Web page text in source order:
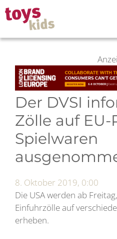
Zum
Inhalt
springen
Der DVSI
Zölle auf
Spielwaren
8. Oktober 2019, 0:00
Die USA werden ab
Einfuhrzölle auf
erheben.